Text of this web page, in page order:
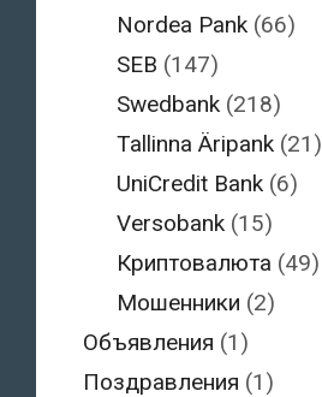
Nordea Pank (66)
SEB (147)
Swedbank (218)
Tallinna Äripank (21)
UniCredit Bank (6)
Versobank (15)
Криптовалюта (49)
Мошенники (2)
Объявления (1)
Поздравления (1)